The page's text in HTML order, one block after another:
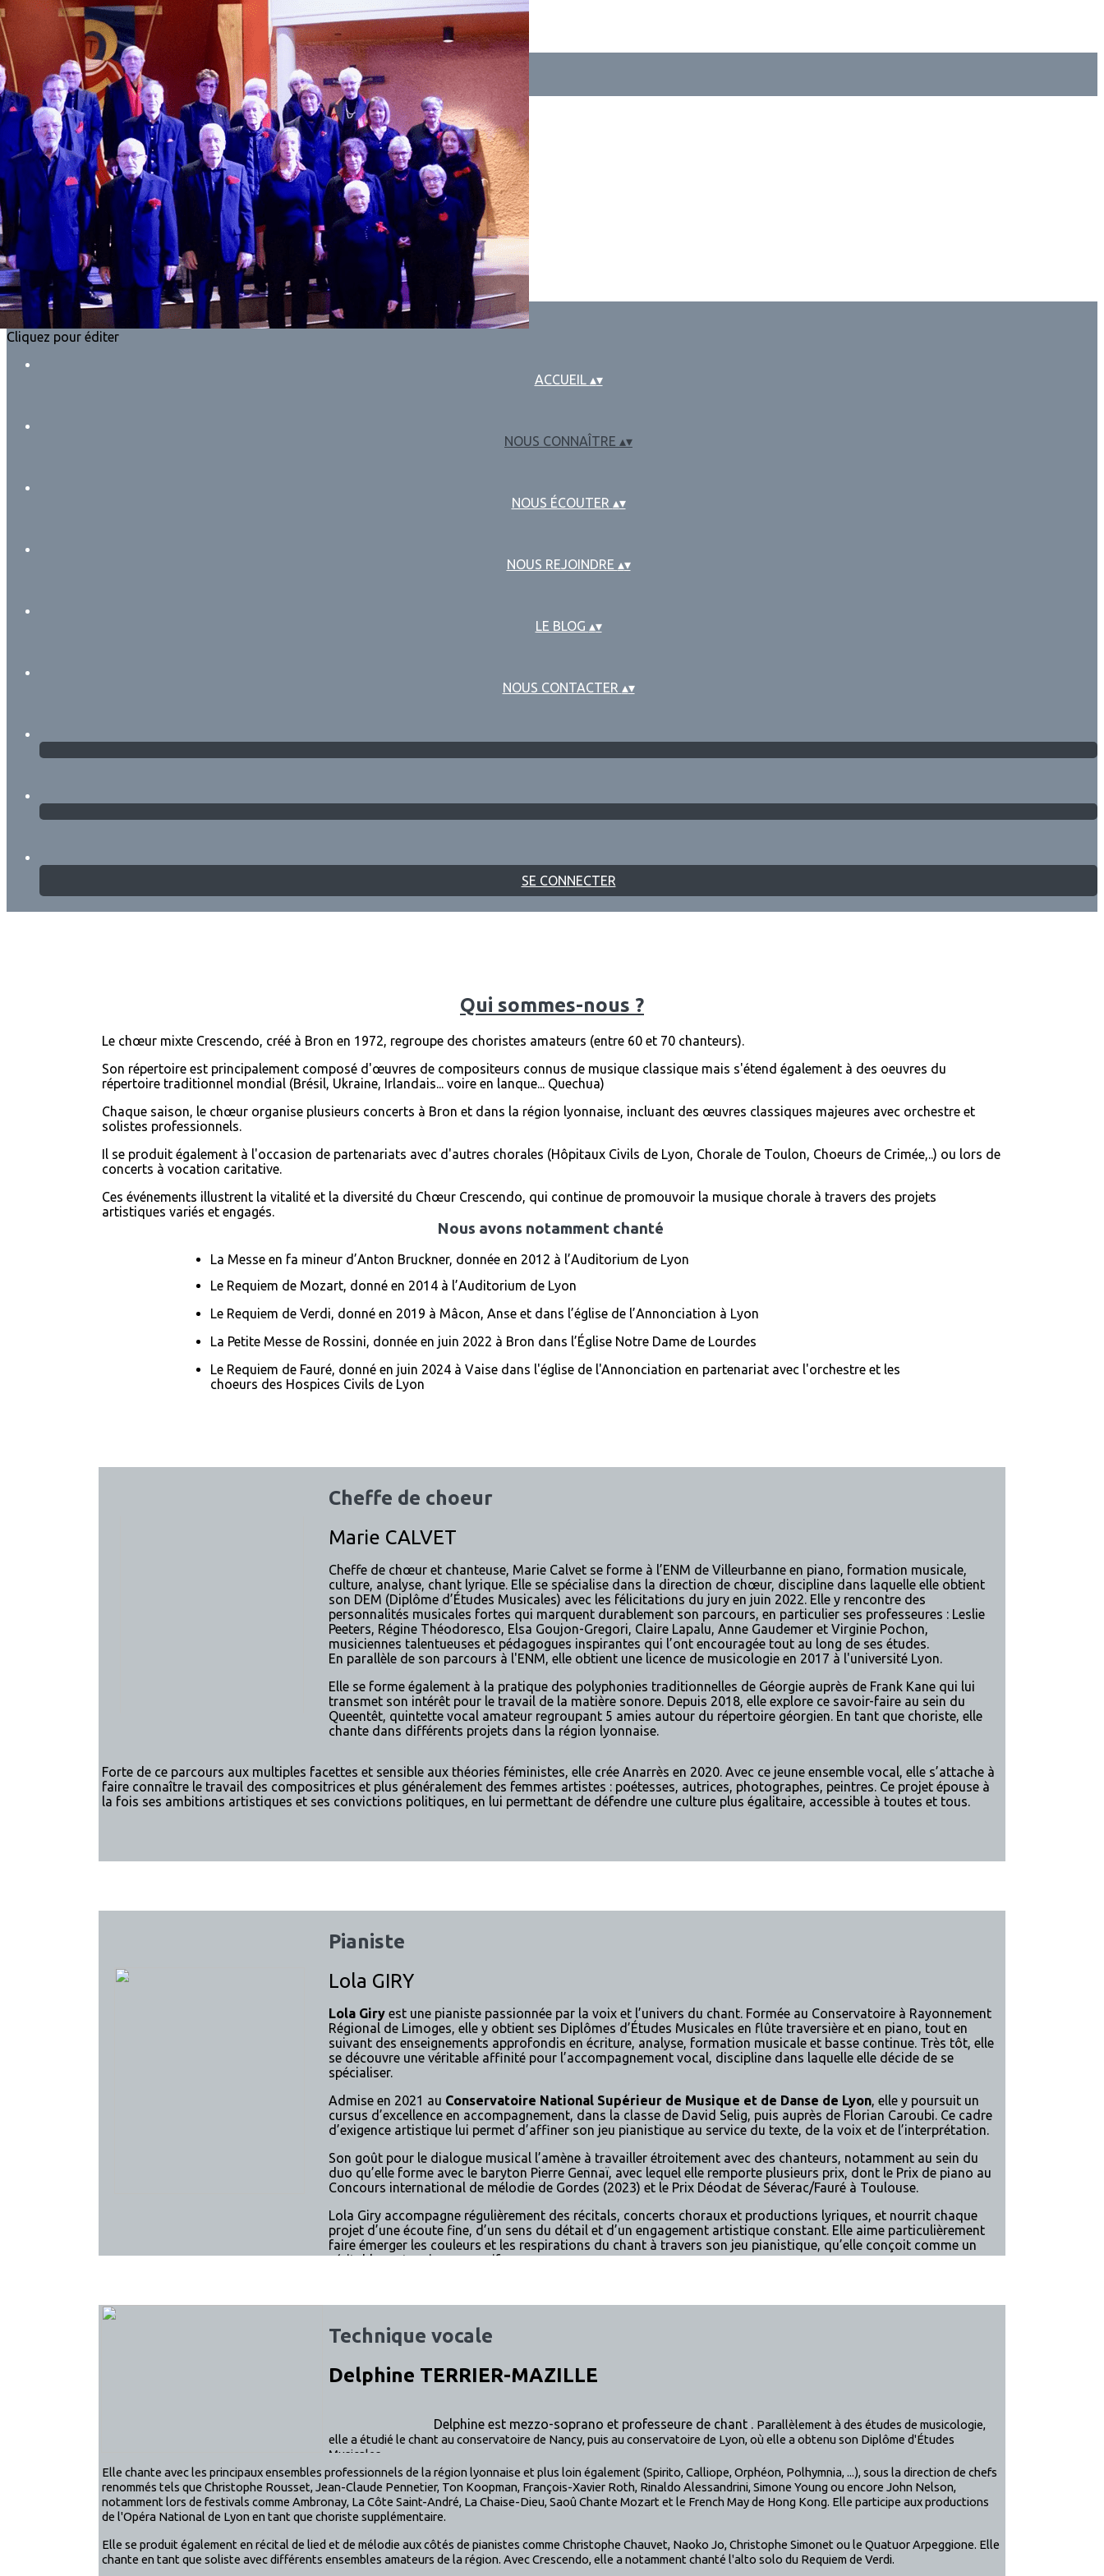
Exporter les lignes sélectionnées
Exporter toutes les colonnes
Exporter uniquement les colonnes affichées
Menu
?>
Images de la page d'accueil
Cliquez pour éditer
Ajoutez un logo, un bouton, des réseaux sociaux
Cliquez pour éditer
ACCUEIL ▴▾
NOUS CONNAÎTRE ▴▾
NOUS ÉCOUTER ▴▾
NOUS REJOINDRE ▴▾
LE BLOG ▴▾
NOUS CONTACTER ▴▾
SE CONNECTER
Qui sommes-nous ?
Le chœur mixte Crescendo, créé à Bron en 1972, regroupe des choristes amateurs (entre 60 et 70 chanteurs).
Son répertoire est principalement composé d'œuvres de compositeurs connus de musique classique mais s'étend également à des oeuvres du
répertoire traditionnel mondial (Brésil, Ukraine, Irlandais... voire en lanque... Quechua)
Chaque saison, le chœur organise plusieurs concerts à Bron et dans la région lyonnaise, incluant des œuvres classiques majeures avec orchestre et
solistes professionnels.
Il se produit également à l'occasion de partenariats avec d'autres chorales (Hôpitaux Civils de Lyon, Chorale de Toulon, Choeurs de Crimée,..) ou lors de
concerts à vocation caritative.
Ces événements illustrent la vitalité et la diversité du Chœur Crescendo, qui continue de promouvoir la musique chorale à travers des projets
artistiques variés et engagés.
Nous avons notamment chanté
La Messe en fa mineur d’Anton Bruckner, donnée en 2012 à l’Auditorium de Lyon
Le Requiem de Mozart, donné en 2014 à l’Auditorium de Lyon
Le Requiem de Verdi, donné en 2019 à Mâcon, Anse et dans l’église de l’Annonciation à Lyon
La Petite Messe de Rossini, donnée en juin 2022 à Bron dans l’Église Notre Dame de Lourdes
Le Requiem de Fauré, donné en juin 2024 à Vaise dans l'église de l'Annonciation en partenariat avec l'orchestre et les
choeurs des Hospices Civils de Lyon
Cheffe de choeur
Marie CALVET
Cheffe de chœur et chanteuse, Marie Calvet se forme à l’ENM de Villeurbanne en piano, formation musicale,
culture, analyse, chant lyrique. Elle se spécialise dans la direction de chœur, discipline dans laquelle elle obtient
son DEM (Diplôme d’Études Musicales) avec les félicitations du jury en juin 2022. Elle y rencontre des
personnalités musicales fortes qui marquent durablement son parcours, en particulier ses professeures : Leslie
Peeters, Régine Théodoresco, Elsa Goujon-Gregori, Claire Lapalu, Anne Gaudemer et Virginie Pochon,
musiciennes talentueuses et pédagogues inspirantes qui l’ont encouragée tout au long de ses études.
En parallèle de son parcours à l'ENM, elle obtient une licence de musicologie en 2017 à l'université Lyon.
Elle se forme également à la pratique des polyphonies traditionnelles de Géorgie auprès de Frank Kane qui lui
transmet son intérêt pour le travail de la matière sonore. Depuis 2018, elle explore ce savoir-faire au sein du
Queentêt, quintette vocal amateur regroupant 5 amies autour du répertoire géorgien. En tant que choriste, elle
chante dans différents projets dans la région lyonnaise.
Forte de ce parcours aux multiples facettes et sensible aux théories féministes, elle crée Anarrès en 2020. Avec ce jeune ensemble vocal, elle s’attache à
faire connaître le travail des compositrices et plus généralement des femmes artistes : poétesses, autrices, photographes, peintres. Ce projet épouse à
la fois ses ambitions artistiques et ses convictions politiques, en lui permettant de défendre une culture plus égalitaire, accessible à toutes et tous.
Pianiste
Lola GIRY
Lola Giry est une pianiste passionnée par la voix et l’univers du chant. Formée au Conservatoire à Rayonnement
Régional de Limoges, elle y obtient ses Diplômes d’Études Musicales en flûte traversière et en piano, tout en
suivant des enseignements approfondis en écriture, analyse, formation musicale et basse continue. Très tôt, elle
se découvre une véritable affinité pour l’accompagnement vocal, discipline dans laquelle elle décide de se
spécialiser.
Admise en 2021 au Conservatoire National Supérieur de Musique et de Danse de Lyon, elle y poursuit un
cursus d’excellence en accompagnement, dans la classe de David Selig, puis auprès de Florian Caroubi. Ce cadre
d’exigence artistique lui permet d’affiner son jeu pianistique au service du texte, de la voix et de l’interprétation.
Son goût pour le dialogue musical l’amène à travailler étroitement avec des chanteurs, notamment au sein du
duo qu’elle forme avec le baryton Pierre Gennaï, avec lequel elle remporte plusieurs prix, dont le Prix de piano au
Concours international de mélodie de Gordes (2023) et le Prix Déodat de Séverac/Fauré à Toulouse.
Lola Giry accompagne régulièrement des récitals, concerts choraux et productions lyriques, et nourrit chaque
projet d’une écoute fine, d’un sens du détail et d’un engagement artistique constant. Elle aime particulièrement
faire émerger les couleurs et les respirations du chant à travers son jeu pianistique, qu’elle conçoit comme un
véritable partenaire expressif.
Technique vocale
Delphine TERRIER-MAZILLE
Delphine est mezzo-soprano et professeure de chant . Parallèlement à des études de musicologie,
elle a étudié le chant au conservatoire de Nancy, puis au conservatoire de Lyon, où elle a obtenu son Diplôme d'Études
Musicales.
Elle chante avec les principaux ensembles professionnels de la région lyonnaise et plus loin également (Spirito, Calliope, Orphéon, Polhymnia, ...), sous la direction de chefs
renommés tels que Christophe Rousset, Jean-Claude Pennetier, Ton Koopman, François-Xavier Roth, Rinaldo Alessandrini, Simone Young ou encore John Nelson,
notamment lors de festivals comme Ambronay, La Côte Saint-André, La Chaise-Dieu, Saoû Chante Mozart et le French May de Hong Kong. Elle participe aux productions
de l'Opéra National de Lyon en tant que choriste supplémentaire.
Elle se produit également en récital de lied et de mélodie aux côtés de pianistes comme Christophe Chauvet, Naoko Jo, Christophe Simonet ou le Quatuor Arpeggione. Elle
chante en tant que soliste avec différents ensembles amateurs de la région. Avec Crescendo, elle a notamment chanté l'alto solo du Requiem de Verdi.